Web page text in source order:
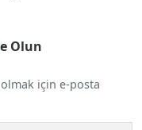
Olun
için e-posta